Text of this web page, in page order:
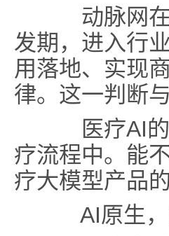
动脉网在
发期，进入行
用落地、实现
律。这一判断
医疗AI的
疗流程中。能
疗大模型产品
AI原生 ，